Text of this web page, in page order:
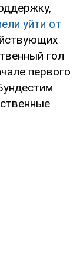
уйти от
гол
первого